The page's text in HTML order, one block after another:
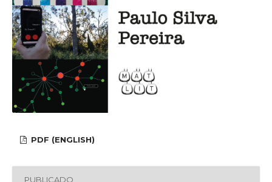
PDF (ENGLISH)
PUBLICADO